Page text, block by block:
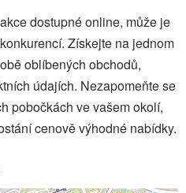
dostupné online, může je
Získejte na jednom
oblíbených obchodů,
údajích. Nezapomeňte se
pobočkách ve vašem okolí,
cenově výhodné nabídky.